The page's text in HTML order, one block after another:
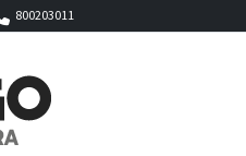
800203011